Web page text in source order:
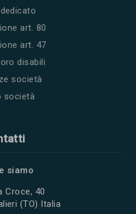
art. 80
art. 47
disabili
società
società
siamo
Croce, 40
(TO) Italia